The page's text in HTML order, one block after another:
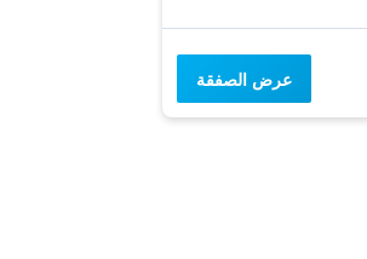
عرض الصفقة